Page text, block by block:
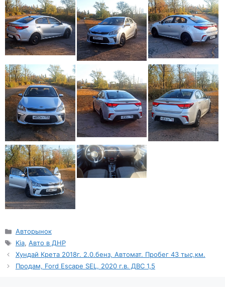
Рубрики
Авторынок
Метки
Kia, Авто в ДНР
Хундай Крета 2018г. 2.0.бенз, Автомат. Пробег 43 тыс,км.
Продам, Ford Escape SEL, 2020 г.в. ДВС 1,5